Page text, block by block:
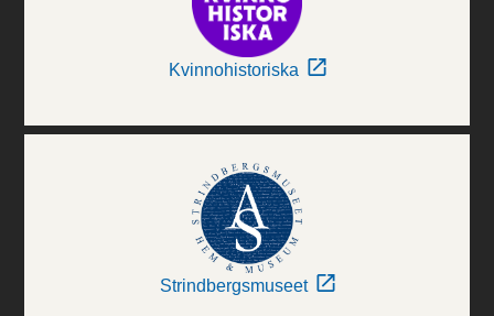
Kvinnohistoriska
Strindbergsmuseet